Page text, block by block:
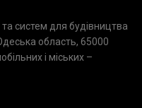
систем для будівництва
область, 65000
і міських –